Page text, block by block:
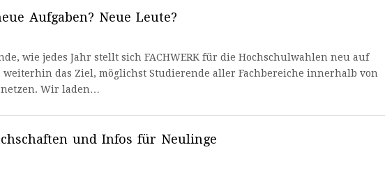
Aufgaben? Neue Leute?
wie jedes Jahr stellt sich FACHWERK für die Hochschulwahlen neu auf
das Ziel, möglichst Studierende aller Fachbereiche innerhalb von
Wir laden…
und Infos für Neulinge